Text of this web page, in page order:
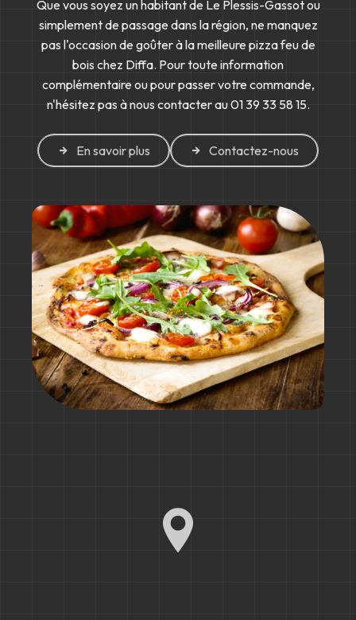
Que vous soyez un habitant de Le Plessis-Gassot ou
simplement de passage dans la région, ne manquez
pas l'occasion de goûter à la meilleure pizza feu de
bois chez Diffa. Pour toute information
complémentaire ou pour passer votre commande,
n'hésitez pas à nous contacter au 01 39 33 58 15.
En savoir plus Contactez-nous